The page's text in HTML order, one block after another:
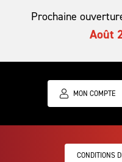
Prochaine
Août
MON COMPTE
CONDITIONS